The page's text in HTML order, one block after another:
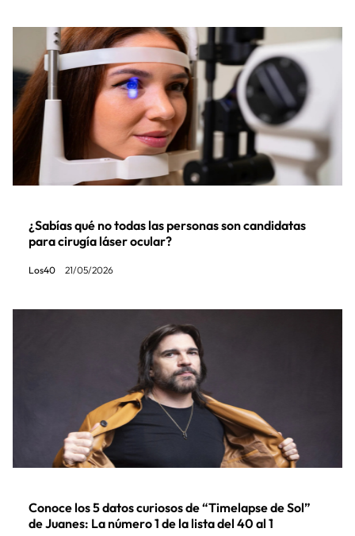
¿Sabías qué no todas las personas son candidatas
para cirugía láser ocular?
Los40 21/05/2026
Conoce los 5 datos curiosos de “Timelapse de Sol”
de Juanes: La número 1 de la lista del 40 al 1